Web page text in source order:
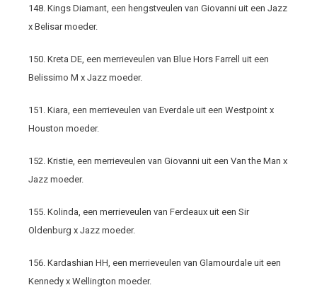
148. Kings Diamant, een hengstveulen van Giovanni uit een Jazz
x Belisar moeder.
150. Kreta DE, een merrieveulen van Blue Hors Farrell uit een
Belissimo M x Jazz moeder.
151. Kiara, een merrieveulen van Everdale uit een Westpoint x
Houston moeder.
152. Kristie, een merrieveulen van Giovanni uit een Van the Man x
Jazz moeder.
155. Kolinda, een merrieveulen van Ferdeaux uit een Sir
Oldenburg x Jazz moeder.
156. Kardashian HH, een merrieveulen van Glamourdale uit een
Kennedy x Wellington moeder.